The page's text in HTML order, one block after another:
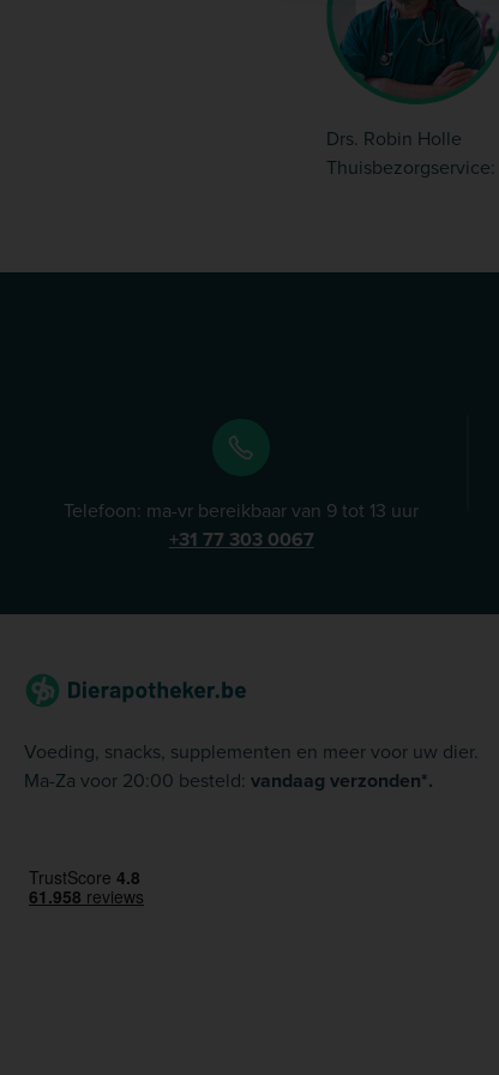
Drs. Robin Holle
Thuisbezorgservice:
Telefoon: ma-vr bereikbaar van 9 tot 13 uur
+31 77 303 0067
Voeding, snacks, supplementen en meer voor uw dier.
Ma-Za voor 20:00 besteld: vandaag verzonden*.